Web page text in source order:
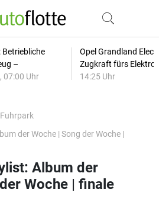
Betriebliche
–
07:00 Uhr
Opel Grandland
Zugkraft fürs
14:25 Uhr
Fuhrpark
der Woche | Song der Woche |
Album der
Woche | finale